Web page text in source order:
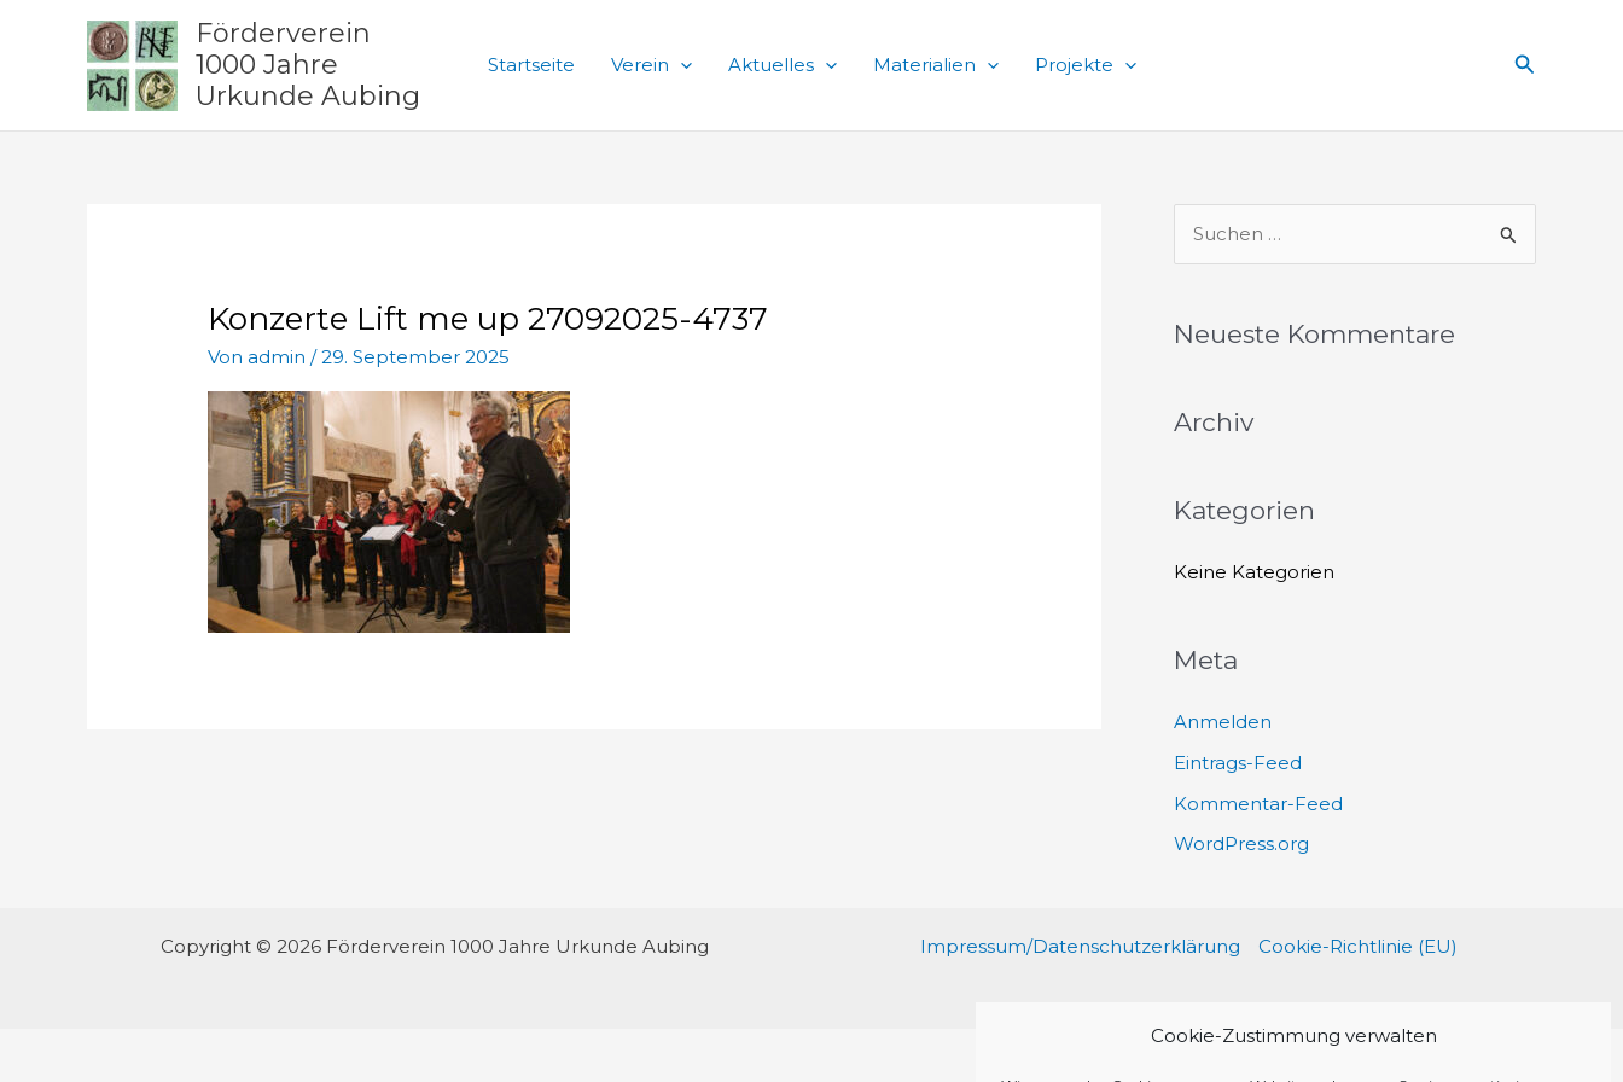
Cookie-Zustimmung verwalten
Förderverein
1000 Jahre
Urkunde Aubing
Startseite Verein Aktuelles Materialien Projekte Suchen
Konzerte Lift me up 27092025-4737
Vonadmin/29. September 2025
h
n
h
Neueste Kommentare
Archiv
Kategorien
Keine Kategorien
Meta
Anmelden
Eintrags-Feed
Kommentar-Feed
WordPress.org
Copyright © 2026 Förderverein 1000 Jahre Urkunde Aubing Impressum/Datenschutzerklärung Cookie-Richtlinie (EU)